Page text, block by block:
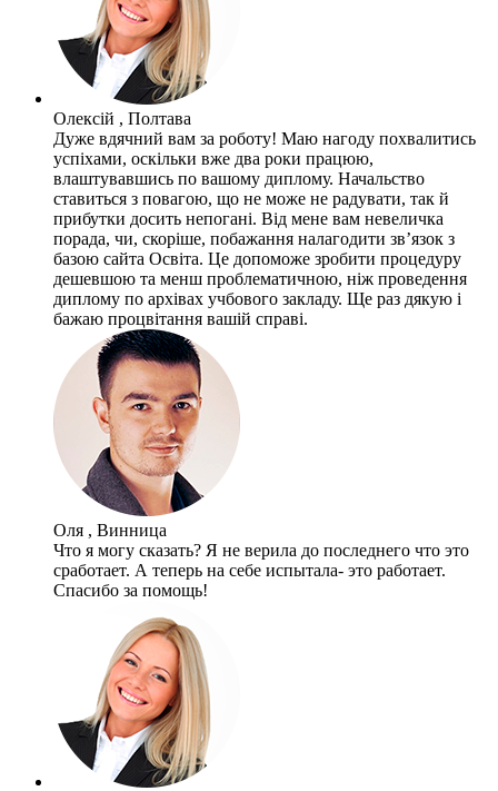
Олексій , Полтава
Дуже вдячний вам за роботу! Маю нагоду похвалитись
успіхами, оскільки вже два роки працюю,
влаштувавшись по вашому диплому. Начальство
ставиться з повагою, що не може не радувати, так й
прибутки досить непогані. Від мене вам невеличка
порада, чи, скоріше, побажання налагодити зв’язок з
базою сайта Освіта. Це допоможе зробити процедуру
дешевшою та менш проблематичною, ніж проведення
диплому по архівах учбового закладу. Ще раз дякую і
бажаю процвітання вашій справі.
Оля , Винница
Что я могу сказать? Я не верила до последнего что это
сработает. А теперь на себе испытала- это работает.
Спасибо за помощь!